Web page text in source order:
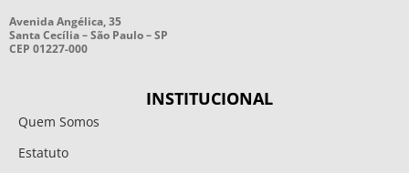
Avenida Angélica, 35
Santa Cecília – São Paulo – SP
CEP 01227-000
INSTITUCIONAL
Quem Somos
Estatuto